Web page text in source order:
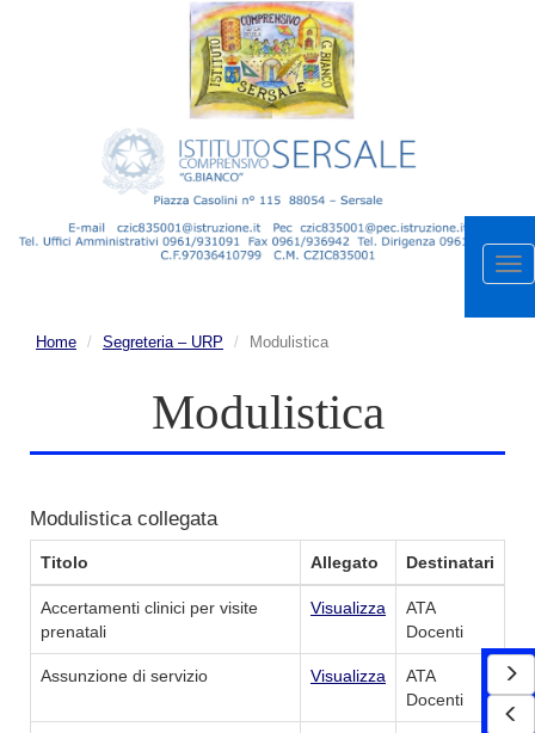
Home Segreteria – URP Modulistica
Modulistica
Modulistica collegata
Titolo Allegato Destinatari
Accertamenti clinici per visite
prenatali
Visualizza
ATA
Docenti
Assunzione di servizio Visualizza
ATA
Docenti